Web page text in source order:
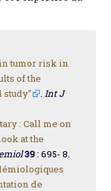
tumor risk in
of the
study"
Int J
: Call me on
at the
39: 695- 8.
de